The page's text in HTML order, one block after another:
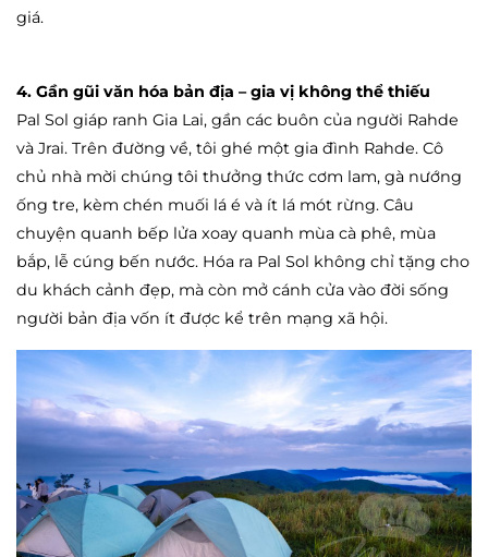
giá.
4. Gần gũi văn hóa bản địa – gia vị không thể thiếu
Pal Sol giáp ranh Gia Lai, gần các buôn của người Rahde
và Jrai. Trên đường về, tôi ghé một gia đình Rahde. Cô
chủ nhà mời chúng tôi thưởng thức cơm lam, gà nướng
ống tre, kèm chén muối lá é và ít lá mót rừng. Câu
chuyện quanh bếp lửa xoay quanh mùa cà phê, mùa
bắp, lễ cúng bến nước. Hóa ra Pal Sol không chỉ tặng cho
du khách cảnh đẹp, mà còn mở cánh cửa vào đời sống
người bản địa vốn ít được kể trên mạng xã hội.